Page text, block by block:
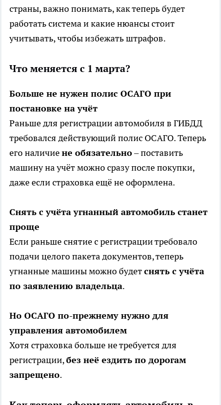
страны, важно понимать, как теперь будет
работать система и какие нюансы стоит
учитывать, чтобы избежать штрафов.
Что меняется с 1 марта?
Больше не нужен полис ОСАГО при
постановке на учёт
Раньше для регистрации автомобиля в ГИБДД
требовался действующий полис ОСАГО. Теперь
его наличиене обязательно– поставить
машину на учёт можно сразу после покупки,
даже если страховка ещё не оформлена.
Снять с учёта угнанный автомобиль станет
проще
Если раньше снятие с регистрации требовало
подачи целого пакета документов, теперь
угнанные машины можно будетснять с учёта
по заявлению владельца.
Но ОСАГО по-прежнему нужно для
управления автомобилем
Хотя страховка больше не требуется для
регистрации,без неё ездить по дорогам
запрещено.